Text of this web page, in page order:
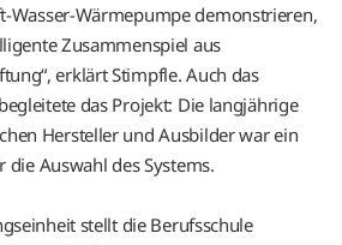
Wasser-Wärmepumpe demonstrieren,
Zusammenspiel aus
erklärt Stimpfle. Auch das
das Projekt: Die langjährige
Hersteller und Ausbilder war ein
Auswahl des Systems.
stellt die Berufsschule